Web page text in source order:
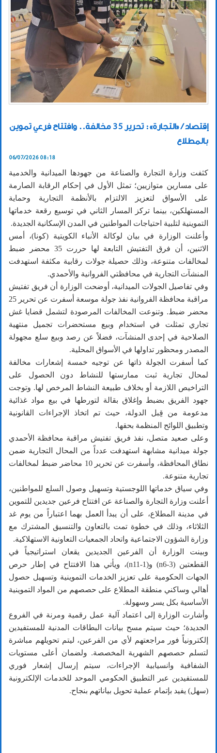
إقتصاد / «التجارة»: تحرير 35 مخالفة.. وافتتاح فرعي تموين
بالمطلاع
06/07/2026 08:18
كثفت وزارة التجارة والصناعة من جهودها الميدانية والخدمية
على مسارين متوازيين؛ تمثل الأول في إحكام الرقابة الصارمة
على الأسواق لتعزيز الالتزام بالأنظمة التجارية وحماية
المستهلكين، بينما تركز المسار الثاني في توسيع رقعة خدماتها
التموينية لتلبية احتياجات المواطنين في المدن الإسكانية الجديدة.
وأعلنت الوزارة في بيان لوكالة الأنباء الكويتية (كونا)، أمس
الاثنين، أن فرق التفتيش التابعة لها حررت 35 محضر ضبط
لمخالفات متنوعة، وذلك حصيلة جولات رقابية مكثفة استهدفت
المنشآت التجارية في محافظتي الفروانية والأحمدي.
وفي تفاصيل الجولات الميدانية، أوضحت الوزارة أن فريق تفتيش
مراقبة محافظة الفروانية نفذ جولة موسعة أسفرت عن تحرير 25
محضر ضبط. وتنوعت المخالفات المرصودة لتشمل قضايا غش
تجاري تمثلت في استخدام وبيع مستحضرات تجميل منتهية
الصلاحية في إحدى المنشآت، فضلاً عن رصد وبيع سلع مجهولة
المصدر ومحظور تداولها في الأسواق المحلية.
كما أسفرت الجولة ذاتها عن توجيه خمسة إشعارات مخالفة
لمحال تجارية ثبت ممارستها للنشاط دون الحصول على
التراخيص اللازمة أو بخلاف طبيعة النشاط المرخص لها. وتوجت
جهود الفريق بضبط وإغلاق بقالة لتورطها في بيع مواد غذائية
مدعومة من قِبل الدولة، حيث تم اتخاذ الإجراءات القانونية
وتطبيق اللوائح المنظمة بحقها.
وعلى صعيد متصل، نفذ فريق تفتيش مراقبة محافظة الأحمدي
جولة ميدانية مشابهة استهدفت عدداً من المحال التجارية ضمن
نطاق المحافظة، وأسفرت عن تحرير 10 محاضر ضبط لمخالفات
تجارية متنوعة.
وفي سياق خدماتها اللوجستية وتسهيل وصول السلع للمواطنين،
أعلنت وزارة التجارة والصناعة عن افتتاح فرعين جديدين للتموين
في مدينة المطلاع، على أن يبدأ العمل بهما اعتباراً من يوم غد
الثلاثاء، وذلك في خطوة تمت بالتعاون والتنسيق المشترك مع
وزارة الشؤون الاجتماعية واتحاد الجمعيات التعاونية الاستهلاكية.
وبينت الوزارة أن الفرعين الجديدين يقعان استراتيجياً في
القطعتين (n6-3) و(n11-1)، ويأتي هذا الافتتاح في إطار حرص
الجهات الحكومية على تعزيز الخدمات التموينية وتسهيل حصول
أهالي وساكني منطقة المطلاع على حصصهم من المواد التموينية
الأساسية بكل يسر وسهولة.
وأشارت الوزارة إلى اعتماد آلية عمل رقمية ومرنة في الفروع
الجديدة؛ حيث سيتم مسح بيانات البطاقات المدنية للمستفيدين
إلكترونياً فور مراجعتهم لأي من الفرعين، ليتم تحويلهم مباشرة
لتسلم حصصهم الشهرية المخصصة. ولضمان أعلى مستويات
الشفافية وانسيابية الإجراءات، سيتم إرسال إشعار فوري
للمستفيدين عبر التطبيق الحكومي الموحد للخدمات الإلكترونية
(سهل) يفيد بإتمام عملية تحويل بياناتهم بنجاح.